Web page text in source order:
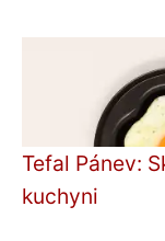
Tefal Pánev:
kuchyni